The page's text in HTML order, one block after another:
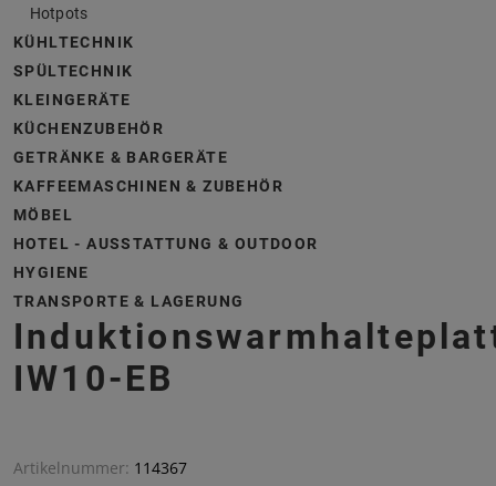
Hotpots
KÜHLTECHNIK
SPÜLTECHNIK
KLEINGERÄTE
KÜCHENZUBEHÖR
GETRÄNKE & BARGERÄTE
KAFFEEMASCHINEN & ZUBEHÖR
MÖBEL
HOTEL - AUSSTATTUNG & OUTDOOR
HYGIENE
TRANSPORTE & LAGERUNG
IW10-EB
Artikelnummer: 114367